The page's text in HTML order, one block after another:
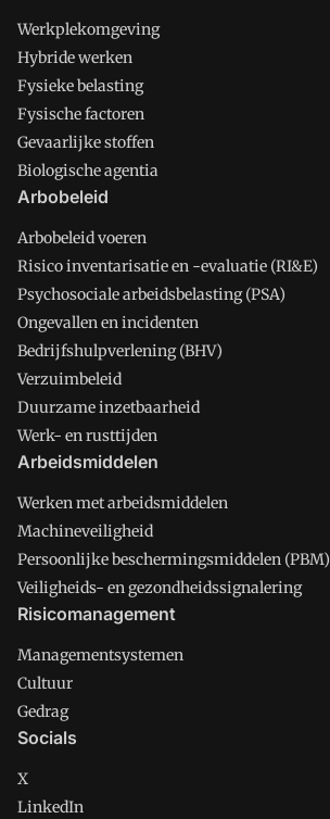
Werkplekomgeving
Hybride werken
Fysieke belasting
Fysische factoren
Gevaarlijke stoffen
Biologische agentia
Arbobeleid
Arbobeleid voeren
Risico inventarisatie en -evaluatie (RI&E)
Psychosociale arbeidsbelasting (PSA)
Ongevallen en incidenten
Bedrijfshulpverlening (BHV)
Verzuimbeleid
Duurzame inzetbaarheid
Werk- en rusttijden
Arbeidsmiddelen
Werken met arbeidsmiddelen
Machineveiligheid
Persoonlijke beschermingsmiddelen (PBM)
Veiligheids- en gezondheidssignalering
Risicomanagement
Managementsystemen
Cultuur
Gedrag
Socials
X
LinkedIn